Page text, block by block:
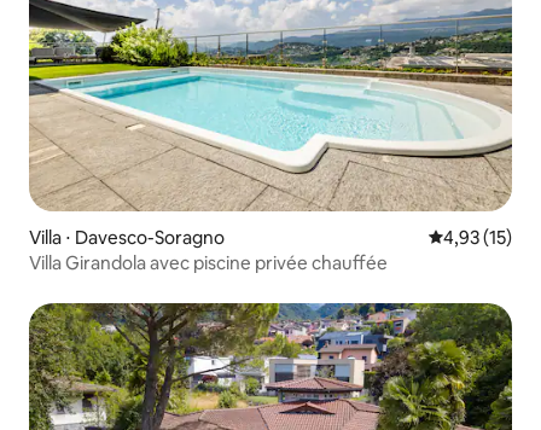
Villa ⋅ Davesco-Soragno Évaluation
4,93 (15)
Villa Girandola avec piscine privée chauffée